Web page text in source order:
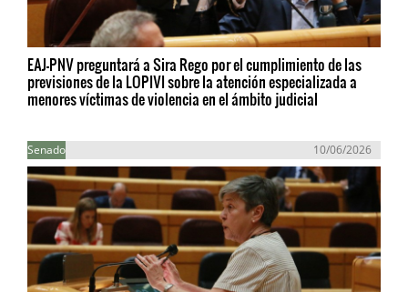
EAJ-PNV preguntará a Sira Rego por el cumplimiento de las
previsiones de la LOPIVI sobre la atención especializada a
menores víctimas de violencia en el ámbito judicial
Senado 10/06/2026